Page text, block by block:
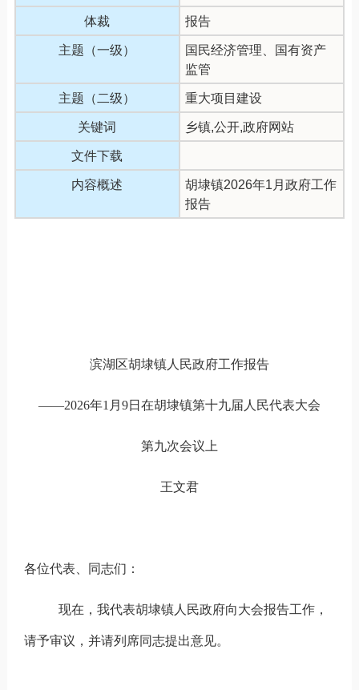
体裁 报告
主题（一级）
国民经济管理、国有资产
监管
主题（二级） 重大项目建设
关键词 乡镇,公开,政府网站
文件下载
内容概述
胡埭镇2026年1月政府工作
报告
滨湖区胡埭镇人民政府工作报告
——2026年1月9日在胡埭镇第十九届人民代表大会
第九次会议上
王文君
各位代表、同志们：
现在，我代表胡埭镇人民政府向大会报告工作，
请予审议，并请列席同志提出意见。